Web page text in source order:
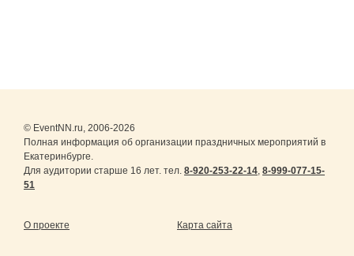
© EventNN.ru, 2006-2026
Полная информация об организации праздничных мероприятий в
Екатеринбурге.
Для аудитории старше 16 лет. тел. 8-920-253-22-14, 8-999-077-15-
51
О проекте Карта сайта